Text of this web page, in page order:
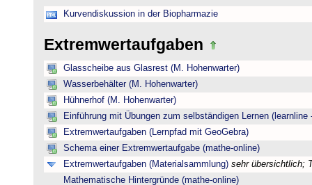
Kurvendiskussion in der Biopharmazie
Extremwertaufgaben
Glasscheibe aus Glasrest (M. Hohenwarter)
Wasserbehälter (M. Hohenwarter)
Hühnerhof (M. Hohenwarter)
Einführung mit Übungen zum selbständigen Lernen (learnline
Extremwertaufgaben (Lernpfad mit GeoGebra)
Schema einer Extremwertaufgabe (mathe-online)
Extremwertaufgaben (Materialsammlung) sehr übersichtlich;
Mathematische Hintergründe (mathe-online)